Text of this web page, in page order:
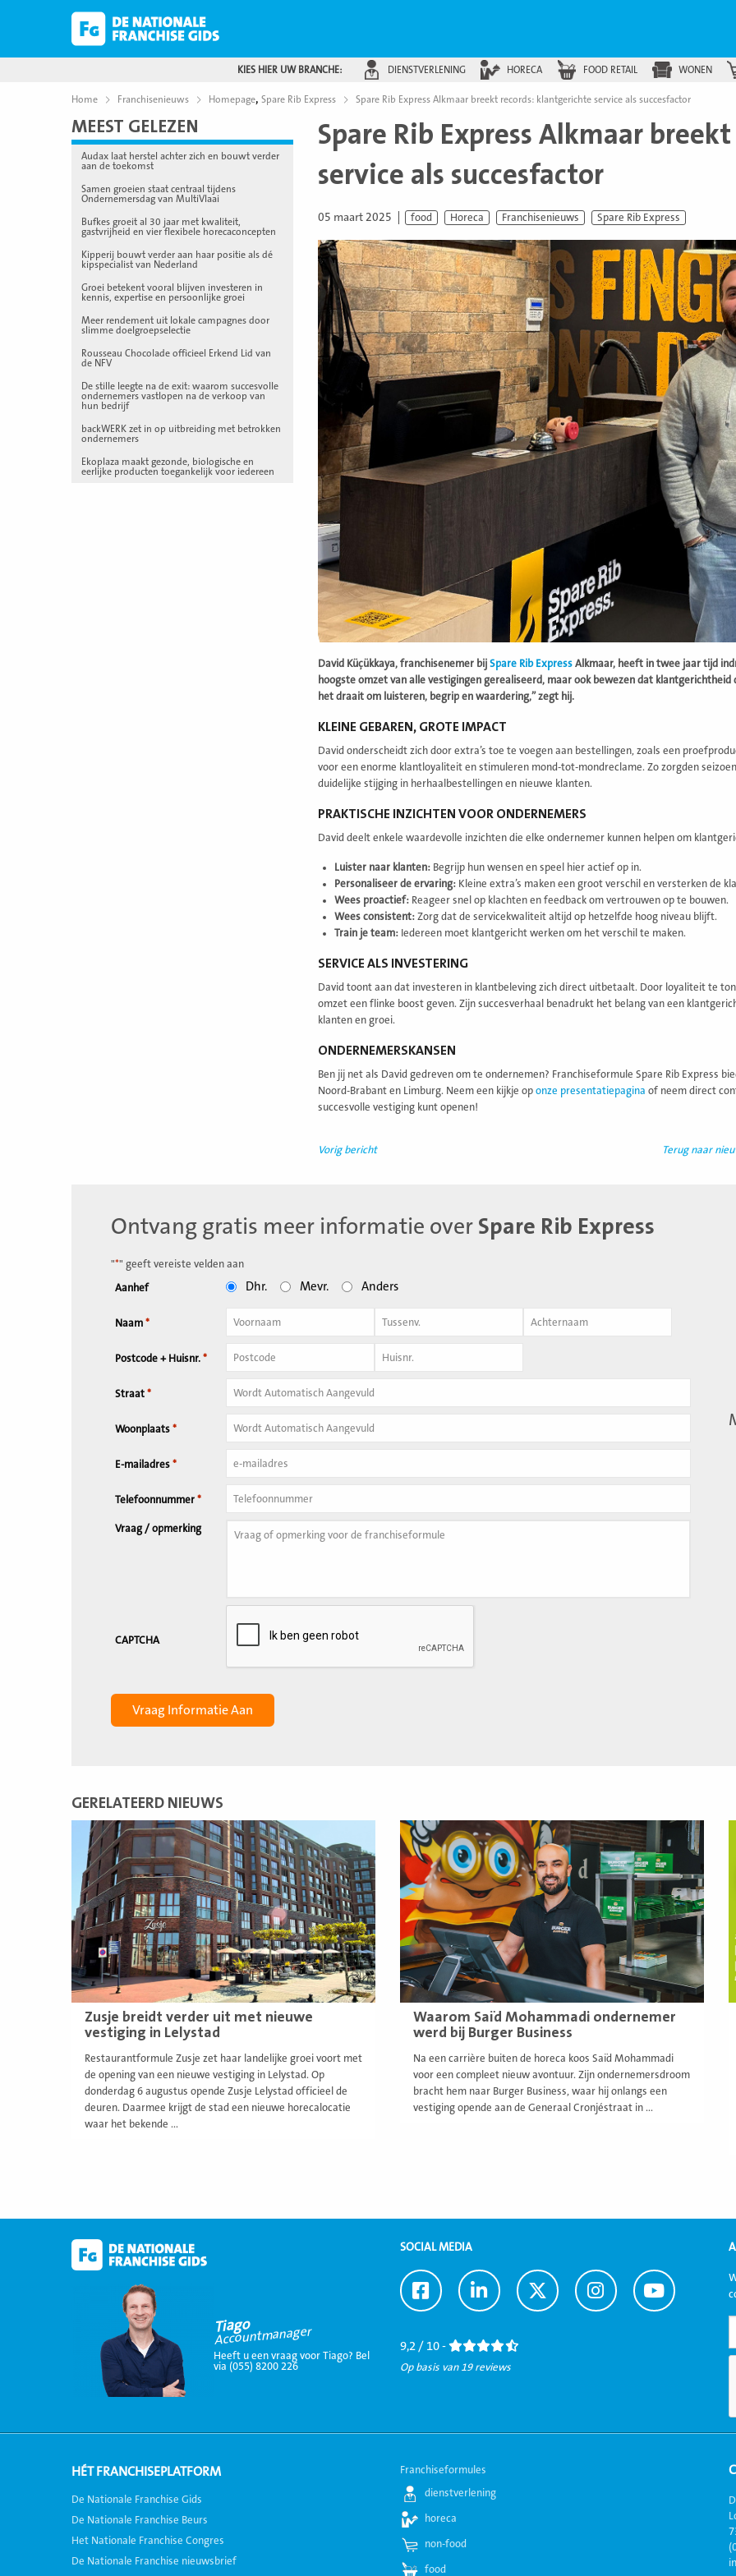
KIES HIER UW BRANCHE: DIENSTVERLENING HORECA FOOD RETAIL WONEN
Home Franchisenieuws Homepage, Spare Rib Express Spare Rib Express Alkmaar breekt records: klantgerichte service als succesfactor
MEEST GELEZEN
Audax laat herstel achter zich en bouwt verder
aan de toekomst
Samen groeien staat centraal tijdens
Ondernemersdag van MultiVlaai
Bufkes groeit al 30 jaar met kwaliteit,
gastvrijheid en vier flexibele horecaconcepten
Kipperij bouwt verder aan haar positie als dé
kipspecialist van Nederland
Groei betekent vooral blijven investeren in
kennis, expertise en persoonlijke groei
Meer rendement uit lokale campagnes door
slimme doelgroepselectie
Rousseau Chocolade officieel Erkend Lid van
de NFV
De stille leegte na de exit: waarom succesvolle
ondernemers vastlopen na de verkoop van
hun bedrijf
backWERK zet in op uitbreiding met betrokken
ondernemers
Ekoplaza maakt gezonde, biologische en
eerlijke producten toegankelijk voor iedereen
Spare Rib Express Alkmaar
service als succesfactor
05 maart 2025 food Horeca Franchisenieuws Spare Rib Express
David Küçükkaya, franchisenemer bij Spare Rib Express Alkmaar, heeft in twee jaar tijd
hoogste omzet van alle vestigingen gerealiseerd, maar ook bewezen dat
het draait om luisteren, begrip en waardering,” zegt hij.
KLEINE GEBAREN, GROTE IMPACT
David onderscheidt zich door extra’s toe te voegen aan bestellingen, zoals een
voor een enorme klantloyaliteit en stimuleren mond-tot-mondreclame. Zo zorgden
duidelijke stijging in herhaalbestellingen en nieuwe klanten.
PRAKTISCHE INZICHTEN VOOR ONDERNEMERS
David deelt enkele waardevolle inzichten die elke ondernemer kunnen helpen om
Luister naar klanten: Begrijp hun wensen en speel hier actief op in.
Personaliseer de ervaring: Kleine extra’s maken een groot verschil en versterken de
Wees proactief: Reageer snel op klachten en feedback om vertrouwen op te bouwen.
Wees consistent: Zorg dat de servicekwaliteit altijd op hetzelfde hoog niveau blijft.
Train je team: Iedereen moet klantgericht werken om het verschil te maken.
SERVICE ALS INVESTERING
David toont aan dat investeren in klantbeleving zich direct uitbetaalt. Door loyaliteit te
omzet een flinke boost geven. Zijn succesverhaal benadrukt het belang van een
klanten en groei.
ONDERNEMERSKANSEN
Ben jij net als David gedreven om te ondernemen? Franchiseformule Spare Rib Express
Noord-Brabant en Limburg. Neem een kijkje op onze presentatiepagina of neem direct
succesvolle vestiging kunt openen!
Vorig bericht Terug naar
Ontvang gratis meer informatie over Spare Rib Express
"*" geeft vereiste velden aan
Aanhef Dhr. Mevr. Anders
Naam *
Postcode + Huisnr. *
Straat *
Woonplaats *
E-mailadres *
Telefoonnummer *
Vraag / opmerking
CAPTCHA
GERELATEERD NIEUWS
Zusje breidt verder uit met nieuwe
vestiging in Lelystad
Restaurantformule Zusje zet haar landelijke groei voort met
de opening van een nieuwe vestiging in Lelystad. Op
donderdag 6 augustus opende Zusje Lelystad officieel de
deuren. Daarmee krijgt de stad een nieuwe horecalocatie
waar het bekende ...
Lees
meer
Waarom Saïd Mohammadi ondernemer
werd bij Burger Business
Na een carrière buiten de horeca koos Saïd Mohammadi
voor een compleet nieuw avontuur. Zijn ondernemersdroom
bracht hem naar Burger Business, waar hij onlangs een
vestiging opende aan de Generaal Cronjéstraat in ...
Lees
meer
Tiago
Accountmanager
Heeft u een vraag voor Tiago? Bel
via (055) 8200 226
SOCIAL MEDIA
Ga
naar
Ga
naar
Ga
naar
Ga
naar
Ga
naar
9,2 / 10 -
Op basis van 19 reviews
HÉT FRANCHISEPLATFORM
De Nationale Franchise Gids
De Nationale Franchise Beurs
Het Nationale Franchise Congres
De Nationale Franchise nieuwsbrief
Franchiseformules
dienstverlening
horeca
non-food
food